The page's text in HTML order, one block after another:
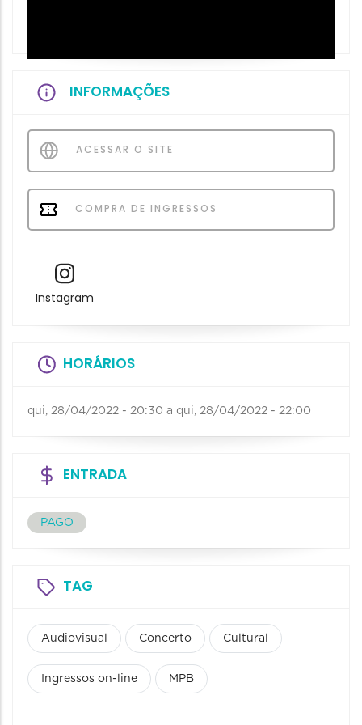
INFORMAÇÕES
ACESSAR O SITE
COMPRA DE INGRESSOS
Instagram
HORÁRIOS
qui, 28/04/2022 - 20:30 a qui, 28/04/2022 - 22:00
ENTRADA
PAGO
TAG
Audiovisual Concerto Cultural
Ingressos on-line MPB